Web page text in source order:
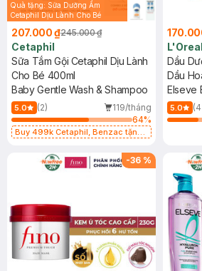
Quà tặng: Sữa Dưỡng Ẩm
Cetaphil Dịu Lành Cho Bé
207.000 ₫245.000 ₫
Cetaphil
Sữa Tắm Gội Cetaphil Dịu Lành
Cho Bé 400ml
Baby Gentle Wash & Shampoo
5.0 (2)
119/tháng
64%
Buy 499k Cetaphil, Benzac tặng
L'Oreal
Dầu
Dầu
Elseve
With 6
5.0
-36 %